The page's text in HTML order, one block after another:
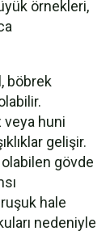
örnekleri,
böbrek
veya huni
gelişir.
gövde
hale
nedeniyle